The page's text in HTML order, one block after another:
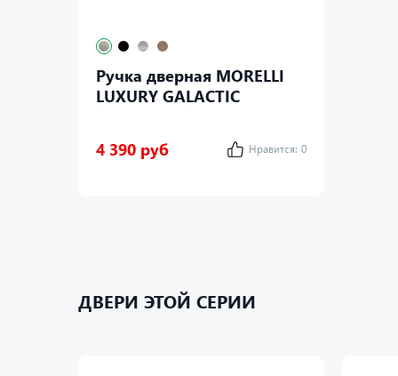
Ручка дверная MORELLI
LUXURY GALACTIC
4 390 руб Нравится: 0
ДВЕРИ ЭТОЙ СЕРИИ